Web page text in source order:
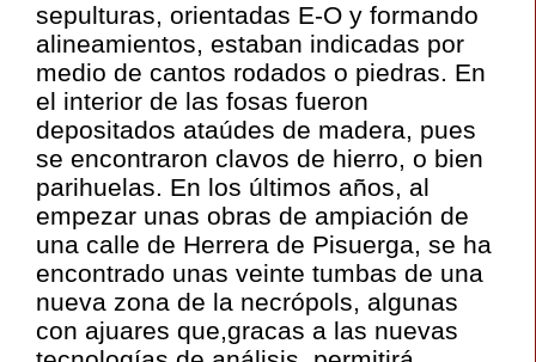
sepulturas, orientadas E-O y formando
alineamientos, estaban indicadas por
medio de cantos rodados o piedras. En
el interior de las fosas fueron
depositados ataúdes de madera, pues
se encontraron clavos de hierro, o bien
parihuelas. En los últimos años, al
empezar unas obras de ampiación de
una calle de Herrera de Pisuerga, se ha
encontrado unas veinte tumbas de una
nueva zona de la necrópols, algunas
con ajuares que,gracas a las nuevas